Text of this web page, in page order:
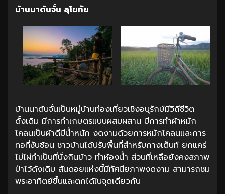
บ้านนาต้นจั่น สุโขทัย
บ้านนาต้นจั่นเป็นหมู่บ้านท่องเที่ยวเชิงอนุรักษ์มีวิถีชีวิต
ดั้งเดิม มีการทำเกษตรแบบผสมผสาน มีการทำผ้าหมัก
โคลนเป็นผ้าดีมีน้ำหนัก งดงามด้วยการหมักโคลนและการ
ทอที่ซับซ้อน ชาวบ้านได้ปรับพื้นที่สำหรับกางเต็นท์ ยกแคร่
ไม่ไผ่ทำเป็นที่นั่งกินข้าว ทำห้องน้ำ ส่วนที่เหลือยังคงสภาพ
ป่าไว้ดังเดิม สันดอยแห่งนี้มีทัศนียภาพงดงาม สามารถชม
พระอาทิตย์ขึ้นและตกได้ในจุดเดียวกัน